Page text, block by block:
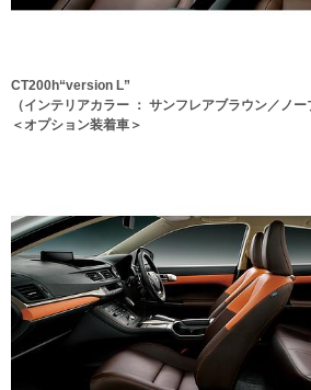
CT200h“version L”
（インテリアカラー ： サンフレアブラウン／ノー
＜オプション装着車＞